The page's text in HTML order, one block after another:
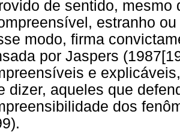
de sentido, mesmo
estranho
modo, firma
por Jaspers
e
dizer, aqueles que
dos